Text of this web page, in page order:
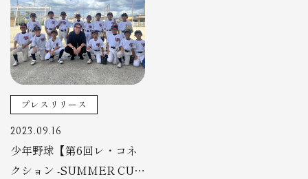
プレスリリース
2023.09.16
少年野球【第6回レ・コネ
クション -SUMMER CUP-